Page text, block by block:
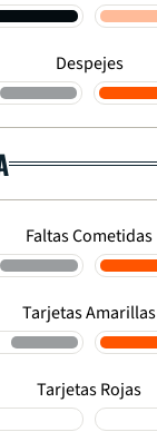
Despejes
Faltas Cometidas
Tarjetas Amarillas
Tarjetas Rojas